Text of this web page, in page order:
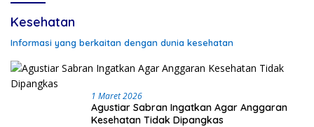
Kesehatan
Informasi yang berkaitan dengan dunia kesehatan
1 Maret 2026
Agustiar Sabran Ingatkan Agar Anggaran
Kesehatan Tidak Dipangkas